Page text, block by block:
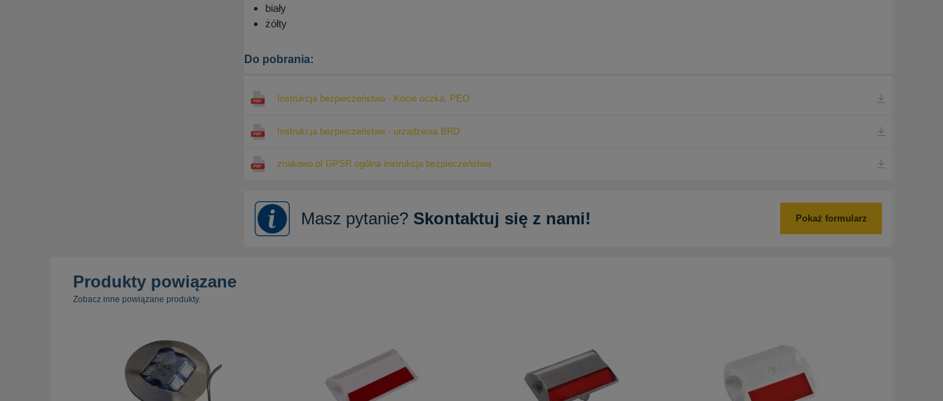
biały
żółty
Do pobrania:
Instrukcja bezpieczeństwa - Kocie oczka, PEO
Instrukcja bezpieczeństwa - urządzenia BRD
znakowo.pl GPSR ogólna instrukcja bezpieczeństwa
Masz pytanie? Skontaktuj się z nami! Pokaż formularz
Produkty powiązane
Zobacz inne powiązane produkty.